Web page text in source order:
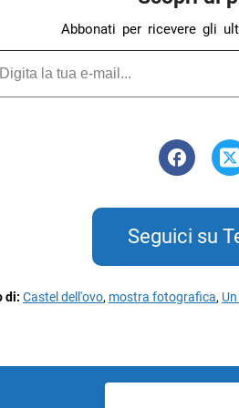
Abbonati per ricevere gli
e-mail...
Seguici su
di: Castel dell'ovo, mostra fotografica,